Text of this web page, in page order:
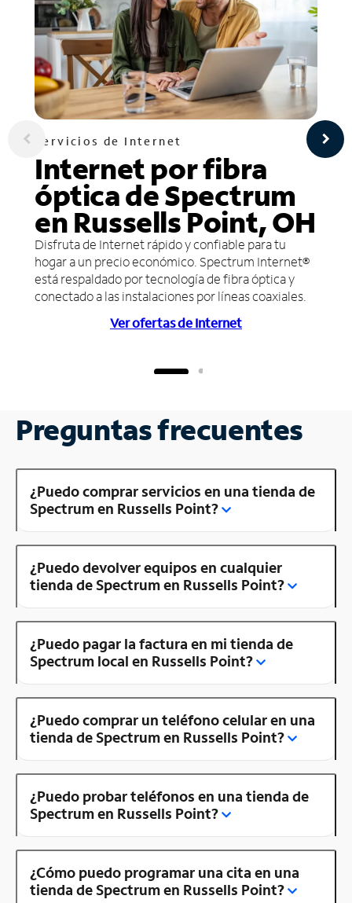
Servicios de Internet
Internet por fibra
óptica de Spectrum
en Russells Point, OH
Disfruta de Internet rápido y confiable para tu
hogar a un precio económico. Spectrum Internet®
está respaldado por tecnología de fibra óptica y
conectado a las instalaciones por líneas coaxiales.
Ver ofertas de Internet
Preguntas frecuentes
¿Puedo comprar servicios en una tienda de
Spectrum en Russells Point?
¿Puedo devolver equipos en cualquier
tienda de Spectrum en Russells Point?
¿Puedo pagar la factura en mi tienda de
Spectrum local en Russells Point?
¿Puedo comprar un teléfono celular en una
tienda de Spectrum en Russells Point?
¿Puedo probar teléfonos en una tienda de
Spectrum en Russells Point?
¿Cómo puedo programar una cita en una
tienda de Spectrum en Russells Point?